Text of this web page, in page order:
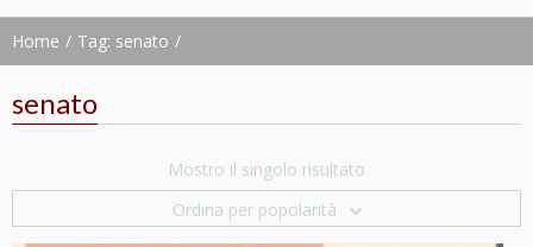
Home Tag: senato
senato
Mostro il singolo risultato
Ordina per popolarità